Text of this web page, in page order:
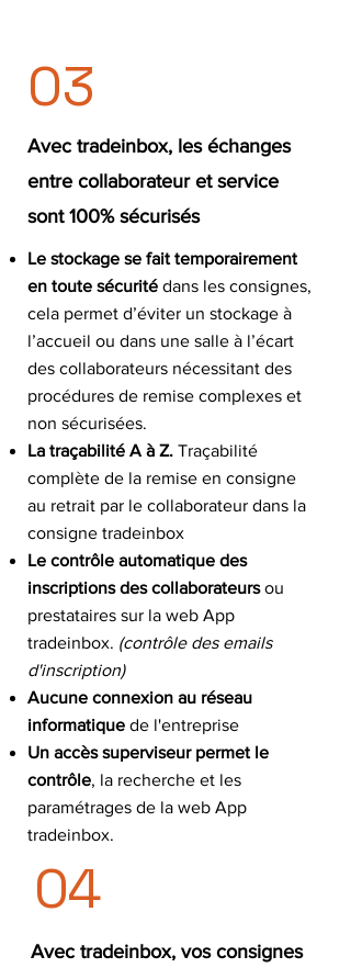
03
Avec tradeinbox, les échanges
entre collaborateur et service
sont 100% sécurisés
Le stockage se fait temporairement
en toute sécurité dans les consignes,
cela permet d’éviter un stockage à
l’accueil ou dans une salle à l’écart
des collaborateurs nécessitant des
procédures de remise complexes et
non sécurisées.
La traçabilité A à Z. Traçabilité
complète de la remise en consigne
au retrait par le collaborateur dans la
consigne tradeinbox
Le contrôle automatique des
inscriptions des collaborateursou
prestataires sur la web App
tradeinbox. (contrôle des emails
d'inscription)
Aucune connexion au réseau
informatique de l'entreprise
Un accès superviseur permet le
contrôle, la recherche et les
paramétrages de la web App
tradeinbox.
04
Avec tradeinbox, vos consignes